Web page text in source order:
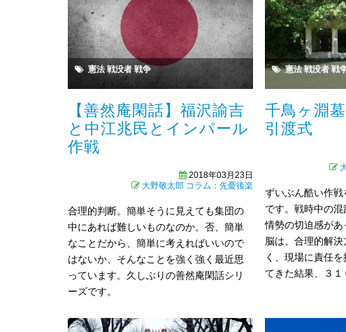
憲法 戦没者 戦争
【善然庵閑話】福沢諭吉
と中江兆民とインパール
作戦
2018年03月23日
大野敬太郎 コラム：先憂後楽
合理的判断。簡単そうに見えても集団の
中にあれば難しいものなのか。否、簡単
なことだから、簡単に考えればいいので
はないか、そんなことを強く強く最近思
っています。久しぶりの善然庵閑話シリ
ーズです。
憲法 戦没者 戦
千鳥ヶ淵
引渡式
ずいぶん酷い作
です。戦時中の
情勢の切迫感が
脳は、合理的解
く、現場に責任
てきた結果、３１